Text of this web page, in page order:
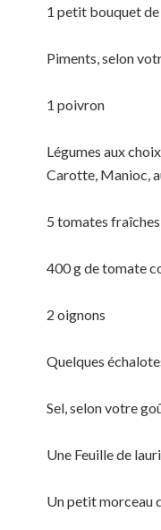
1 petit bouquet
Piments, selon
1 poivron
Légumes aux
Carotte, Manioc,
5 tomates
400 g de tomate
2 oignons
Quelques
Sel, selon votre
Une Feuille de
Un petit morceau